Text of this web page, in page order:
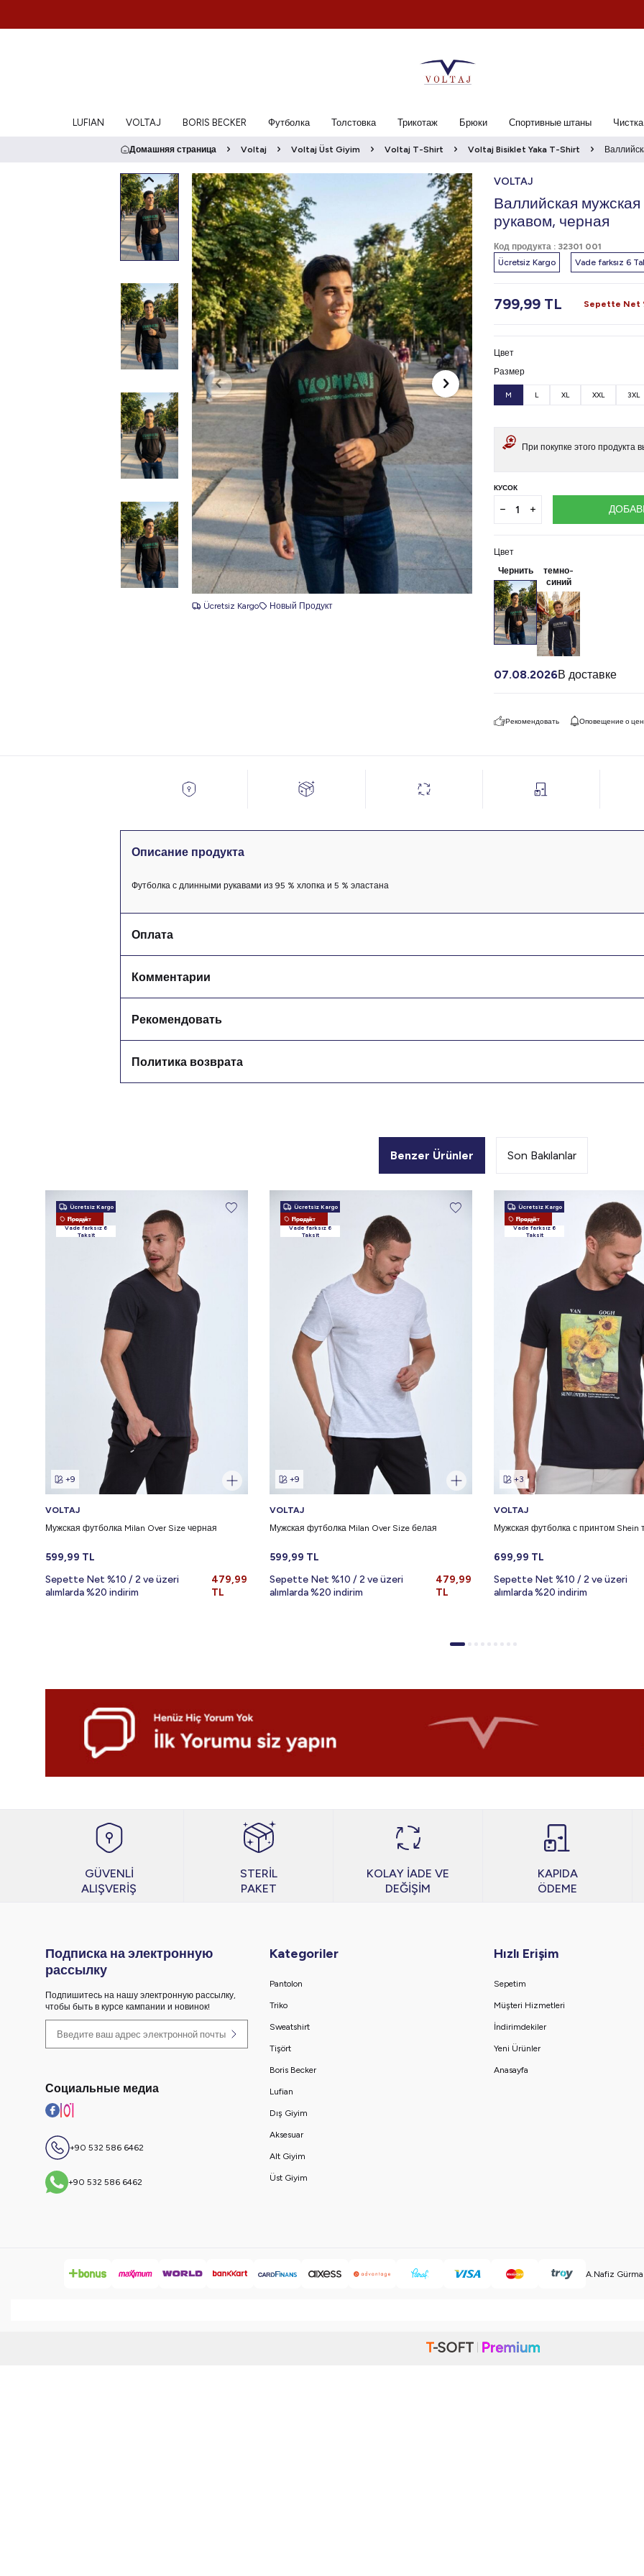
LUFIAN VOLTAJ BORIS BECKER Футболка Толстовка Трикотаж Брюки Спортивные штаны Чистка
Домашняя страница Voltaj Voltaj Üst Giyim Voltaj T-Shirt Voltaj Bisiklet Yaka T-Shirt
Ücretsiz Kargo Новый Продукт
VOLTAJ
Валлийская
рукавом, черная
Код продукта : 32301 001
Ücretsiz Kargo
Vade farksız 6
799,99 TL Sepette Net
Цвет
Размер
M L XL XXL 3XL
При покупке этого продукта
КУСОК
Цвет
Чернить
темно-
синий
07.08.2026В доставке
Рекомендовать Оповещение о
Описание продукта
Футболка с длинными рукавами из 95 % хлопка и 5 % эластана
Оплата
Комментарии
Рекомендовать
Политика возврата
Benzer Ürünler Son Bakılanlar
Ücretsiz Kargo
Новый Продукт
Vade farksız 6
Taksit
+9
VOLTAJ
Мужская футболка Milan Over Size черная
599,99 TL
Sepette Net %10 / 2 ve üzeri
alımlarda %20 indirim
479,99
TL
Ücretsiz Kargo
Новый Продукт
Vade farksız 6
Taksit
+9
VOLTAJ
Мужская футболка Milan Over Size белая
599,99 TL
Sepette Net %10 / 2 ve üzeri
alımlarda %20 indirim
479,99
TL
Ücretsiz Kargo
Новый Продукт
Vade farksız 6
Taksit
+3
VOLTAJ
Мужская футболка с принтом Shein
699,99 TL
Sepette Net %10 / 2 ve üzeri
alımlarda %20 indirim
GÜVENLİ
ALIŞVERİŞ
STERİL
PAKET
KOLAY İADE VE
DEĞİŞİM
KAPIDA
ÖDEME
Подписка на электронную
рассылку
Подпишитесь на нашу электронную рассылку,
чтобы быть в курсе кампании и новинок!
Социальные медиа
+90 532 586 6462
+90 532 586 6462
Kategoriler
Pantolon
Triko
Sweatshirt
Tişört
Boris Becker
Lufian
Dış Giyim
Aksesuar
Alt Giyim
Üst Giyim
Hızlı Erişim
Sepetim
Müşteri Hizmetleri
İndirimdekiler
Yeni Ürünler
Anasayfa
A.Nafiz